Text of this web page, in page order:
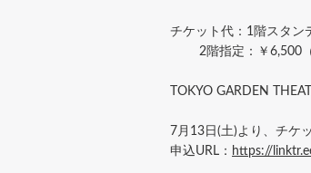
チケット代：1階スタ
2階指定：￥6,500（
TOKYO GARDEN
7月13日(土)より、チケ
申込URL： https://